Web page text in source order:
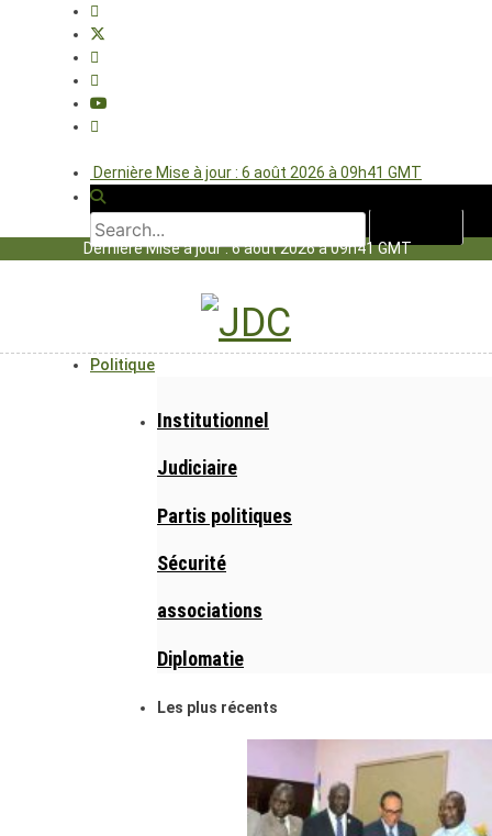
Dernière Mise à jour : 6 août 2026 à 09h41 GMT
Dernière Mise à jour : 6 août 2026 à 09h41 GMT
Politique
Institutionnel
Judiciaire
Partis politiques
Sécurité
associations
Diplomatie
Les plus récents